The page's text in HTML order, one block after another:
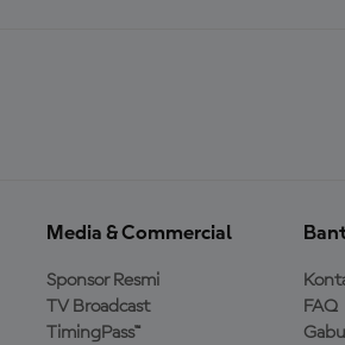
Media & Commercial
Sponsor Resmi
TV Broadcast
TimingPass™
FAQ